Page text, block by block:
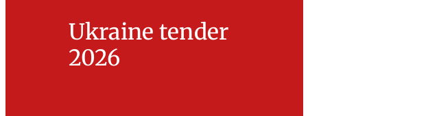
Ukraine tender
2026